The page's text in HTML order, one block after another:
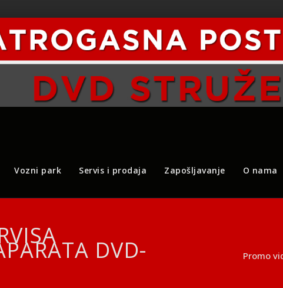
Vozni park Servis i prodaja Zapošljavanje O nama
DVD-
Promo